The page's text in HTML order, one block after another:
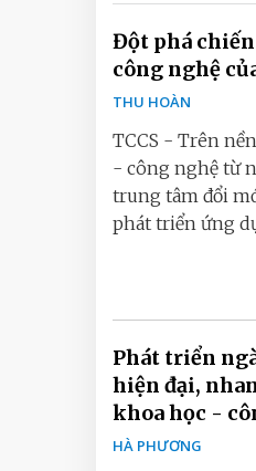
Đột phá
công nghệ
THU HOÀN
TCCS - Trên
- công nghệ từ
trung tâm đổi
phát triển ứng
Phát triển
hiện đại,
khoa
HÀ PHƯƠNG